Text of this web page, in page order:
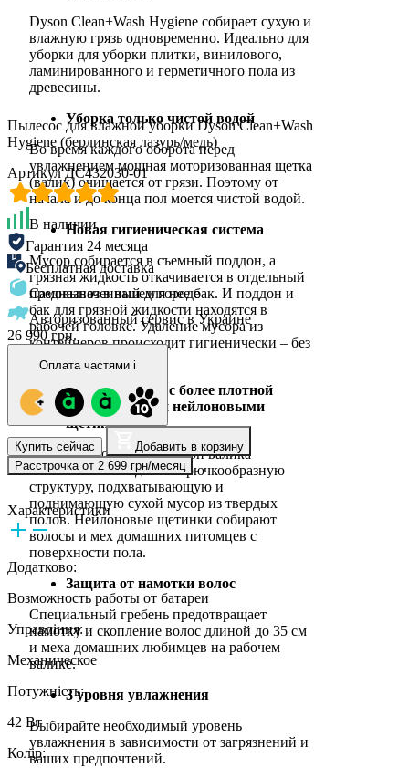
Dyson Clean+Wash Hygiene собирает сухую и
влажную грязь одновременно. Идеально для
уборки для уборки плитки, винилового,
ламинированного и герметичного пола из
древесины.
Уборка только чистой водой
Во время каждого оборота перед
увлажнением мощная моторизованная щетка
(валик) очищается от грязи. Поэтому от
начала и до конца пол моется чистой водой.
Новая гигиеническая система
Мусор собирается в съемный поддон, а
грязная жидкость откачивается в отдельный
предназначенный для нее бак. И поддон и
бак для грязной жидкости находятся в
рабочей головке. Удаление мусора из
контейнеров происходит гигиенически – без
контакта с грязью.
Рабочий валик с более плотной
микрофиброй и нейлоновыми
щетинками
Большая плотность волокон валика
позволяет им создавать крючкообразную
структуру, подхватывающую и
поднимающую сухой мусор из твердых
полов. Нейлоновые щетинки собирают
волосы и мех домашних питомцев с
поверхности пола.
Защита от намотки волос
Специальный гребень предотвращает
намотку и скопление волос длиной до 35 см
и меха домашних любимцев на рабочем
валике.
3 уровня увлажнения
Выбирайте необходимый уровень
увлажнения в зависимости от загрязнений и
ваших предпочтений.
Пылесос для влажной уборки Dyson Clean+Wash
Hygiene (берлинская лазурь/медь)
Артикул ДС432030-01
В наличии
Гарантия 24 месяца
Бесплатная доставка
Самовывоз в вашем городе
Авторизованный сервис в Украине
26 990 грн.
Оплата частями i
Купить сейчас
Добавить в корзину
Расстрочка от 2 699 грн/месяц
Характеристики
Додатково:
Возможность работы от батареи
Управління:
Механическое
Потужність:
42 Вт
Колір: